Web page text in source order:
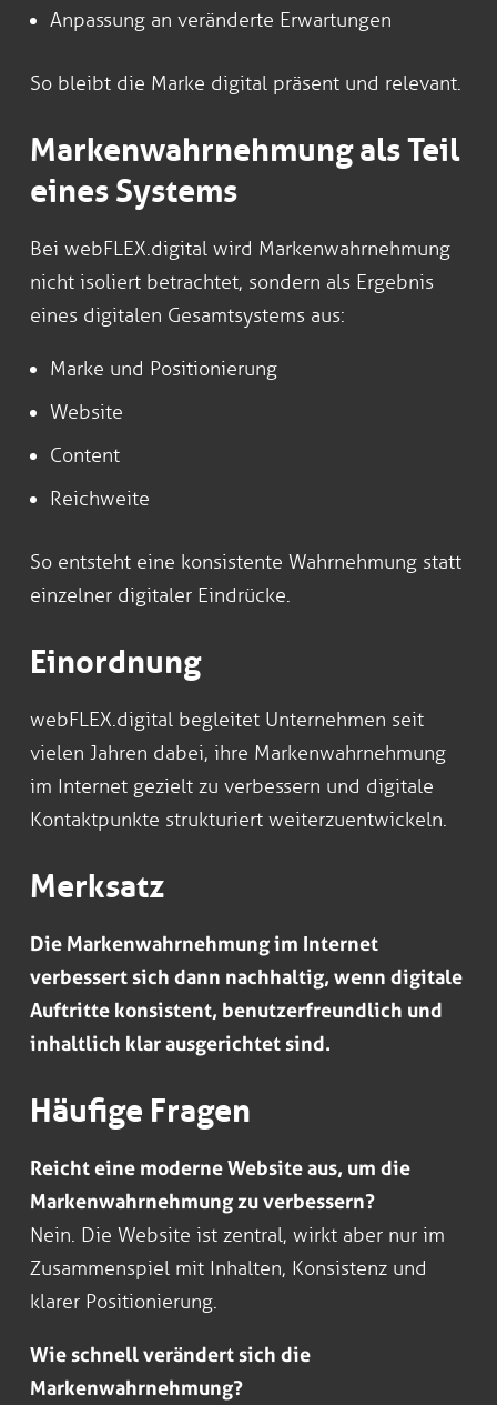
Anpassung an veränderte Erwartungen
So bleibt die Marke digital präsent und relevant.
Markenwahrnehmung als Teil
eines Systems
Bei webFLEX.digital wird Markenwahrnehmung
nicht isoliert betrachtet, sondern als Ergebnis
eines digitalen Gesamtsystems aus:
Marke und Positionierung
Website
Content
Reichweite
So entsteht eine konsistente Wahrnehmung statt
einzelner digitaler Eindrücke.
Einordnung
webFLEX.digital begleitet Unternehmen seit
vielen Jahren dabei, ihre Markenwahrnehmung
im Internet gezielt zu verbessern und digitale
Kontaktpunkte strukturiert weiterzuentwickeln.
Merksatz
Die Markenwahrnehmung im Internet
verbessert sich dann nachhaltig, wenn digitale
Auftritte konsistent, benutzerfreundlich und
inhaltlich klar ausgerichtet sind.
Häufige Fragen
Reicht eine moderne Website aus, um die
Markenwahrnehmung zu verbessern?
Nein. Die Website ist zentral, wirkt aber nur im
Zusammenspiel mit Inhalten, Konsistenz und
klarer Positionierung.
Wie schnell verändert sich die
Markenwahrnehmung?